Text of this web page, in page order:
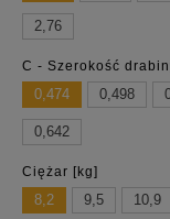
2,76
C - Szerokość
0,474 0,498
0,642
Ciężar [kg]
8,2 9,5 10,9